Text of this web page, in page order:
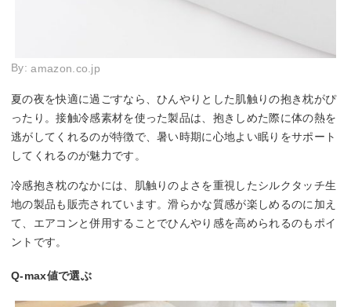
By:amazon.co.jp
夏の夜を快適に過ごすなら、ひんやりとした肌触りの抱き枕がぴ
ったり。接触冷感素材を使った製品は、抱きしめた際に体の熱を
逃がしてくれるのが特徴で、暑い時期に心地よい眠りをサポート
してくれるのが魅力です。
冷感抱き枕のなかには、肌触りのよさを重視したシルクタッチ生
地の製品も販売されています。滑らかな質感が楽しめるのに加え
て、エアコンと併用することでひんやり感を高められるのもポイ
ントです。
Q-max値で選ぶ